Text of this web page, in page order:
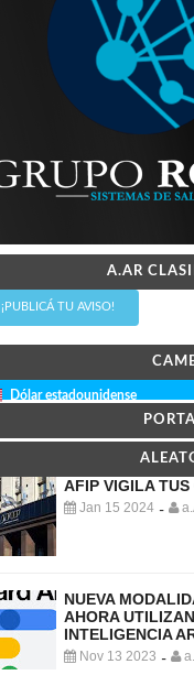
A.AR
¡PUBLICÁ TU AVISO!
Dólar estadounidense
AFIP VIGILA TUS
Jan 15 2024 -
NUEVA
AHORA
INTELIGENCIA
Nov 13 2023 -